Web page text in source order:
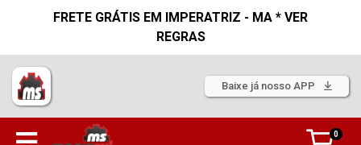
FRETE GRÁTIS EM IMPERATRIZ - MA * VER
REGRAS
Baixe já nosso APP
0